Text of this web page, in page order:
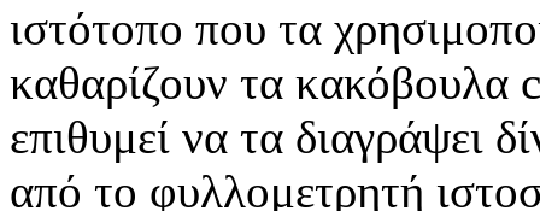
ιστότοπο που τα
καθαρίζουν τα κακόβουλα
επιθυμεί να τα διαγράψει
από το φυλλομετρητή